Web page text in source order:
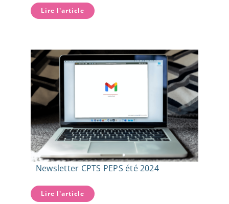
Lire l'article
Newsletter CPTS PEPS été 2024
Lire l'article